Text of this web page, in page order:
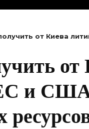
от Киева
и США